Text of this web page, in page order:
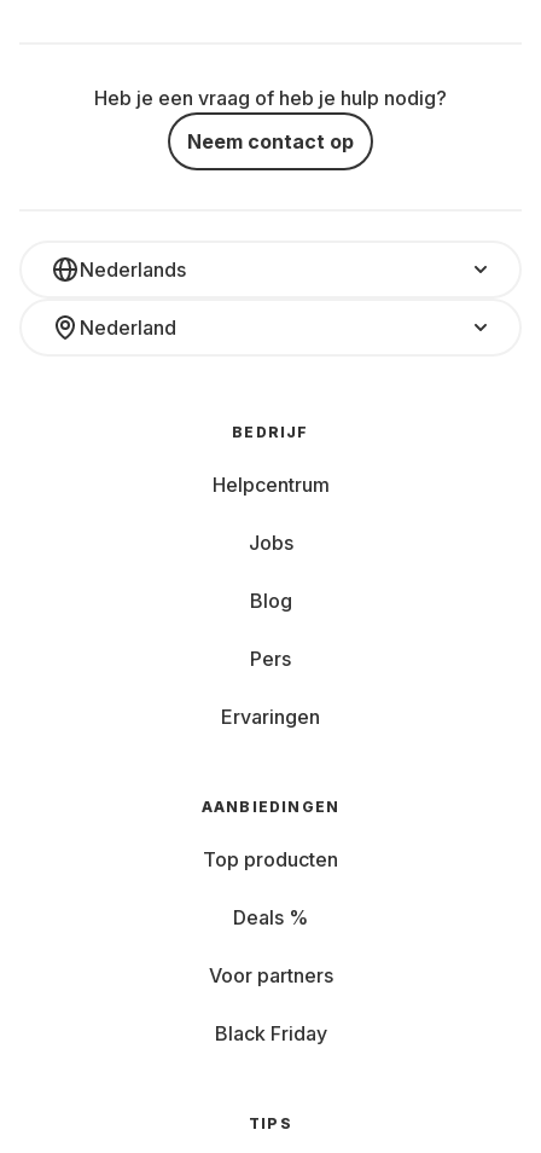
Heb je een vraag of heb je hulp nodig?
Neem contact op
Nederlands
Nederland
BEDRIJF
Helpcentrum
Jobs
Blog
Pers
Ervaringen
AANBIEDINGEN
Top producten
Deals %
Voor partners
Black Friday
TIPS